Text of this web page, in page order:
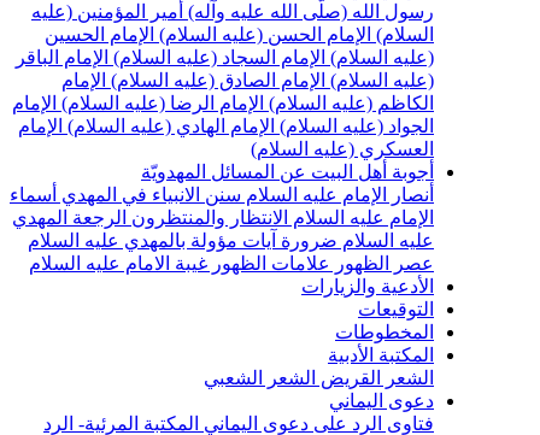
رسول الله (صلّى الله عليه وآله) أمير المؤمنين (عليه
السلام) الإمام الحسن (عليه السلام) الإمام الحسين
(عليه السلام) الإمام السجاد (عليه السلام) الإمام الباقر
(عليه السلام) الإمام الصادق (عليه السلام) الإمام
الكاظم (عليه السلام) الإمام الرضا (عليه السلام) الإمام
الجواد (عليه السلام) الإمام الهادي (عليه السلام) الإمام
العسكري (عليه السلام)
أجوبة أهل البيت عن المسائل المهدويّة
أنصار الإمام عليه السلام سنن الانبياء في المهدي أسماء
الإمام عليه السلام الانتظار والمنتظرون الرجعة المهدي
عليه السلام ضرورة آيات مؤولة بالمهدي عليه السلام
عصر الظهور
علامات الظهور غيبة الامام عليه السلام
الأدعية والزيارات
التوقيعات
المخطوطات
المكتبة الأدبية
الشعر القريض الشعر الشعبي
دعوى اليماني
فتاوى الرد على دعوى اليماني المكتبة المرئية- الرد